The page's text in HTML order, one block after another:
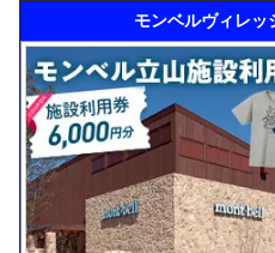
モンベルヴィレッ